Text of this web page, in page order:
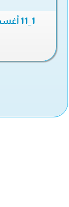
1_11 أغسطس تدهور حالة حقوق الإنسان